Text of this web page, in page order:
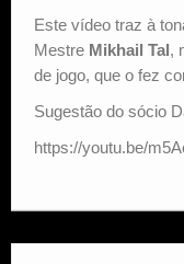
Estude Xadrez
Este vídeo traz à
Mestre Mikhail Tal,
de jogo, que o fez
Sugestão do sócio
https://youtu.be/